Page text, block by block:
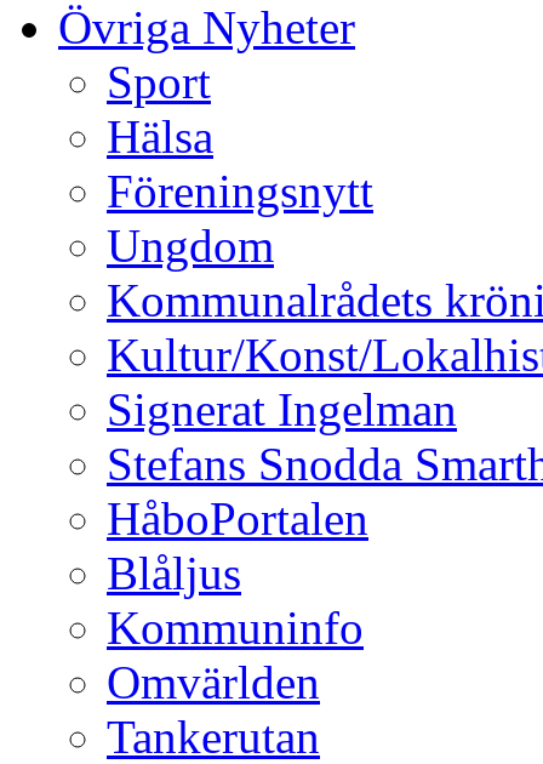
Övriga Nyheter
Sport
Hälsa
Föreningsnytt
Ungdom
Kommunalrådets
Kultur/Konst/
Signerat Ingelman
Stefans Snodda
HåboPortalen
Blåljus
Kommuninfo
Omvärlden
Tankerutan